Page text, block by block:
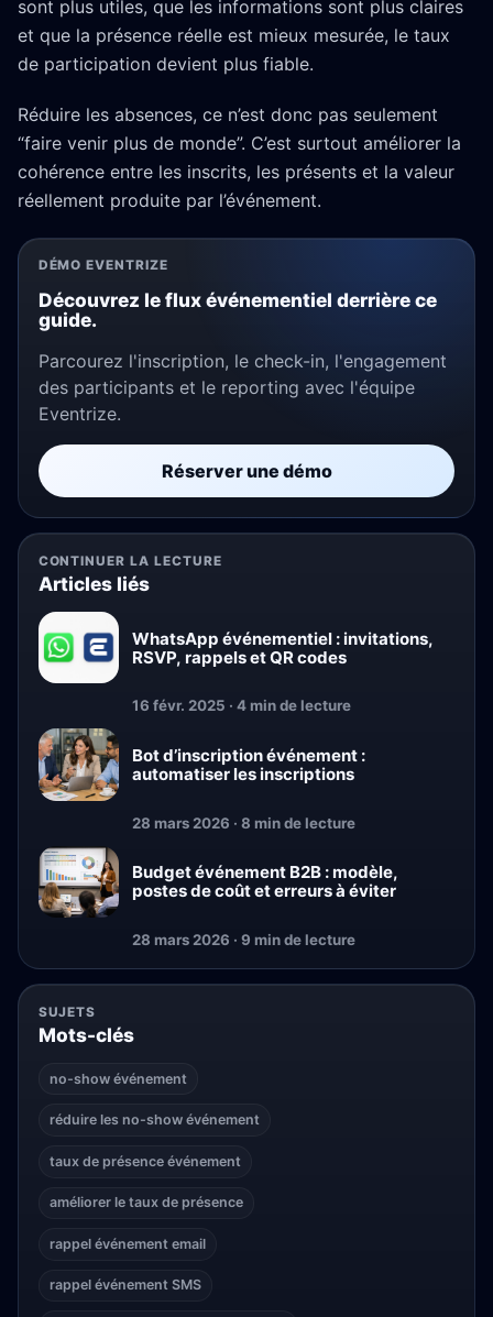
sont plus utiles, que les informations sont plus claires
et que la présence réelle est mieux mesurée, le taux
de participation devient plus fiable.
Réduire les absences, ce n’est donc pas seulement
“faire venir plus de monde”. C’est surtout améliorer la
cohérence entre les inscrits, les présents et la valeur
réellement produite par l’événement.
DÉMO EVENTRIZE
Découvrez le flux événementiel derrière ce
guide.
Parcourez l'inscription, le check-in, l'engagement
des participants et le reporting avec l'équipe
Eventrize.
Réserver une démo
CONTINUER LA LECTURE
Articles liés
WhatsApp événementiel : invitations,
RSVP, rappels et QR codes
16 févr. 2025 · 4 min de lecture
Bot d’inscription événement :
automatiser les inscriptions
28 mars 2026 · 8 min de lecture
Budget événement B2B : modèle,
postes de coût et erreurs à éviter
28 mars 2026 · 9 min de lecture
SUJETS
Mots-clés
no-show événement
réduire les no-show événement
taux de présence événement
améliorer le taux de présence
rappel événement email
rappel événement SMS